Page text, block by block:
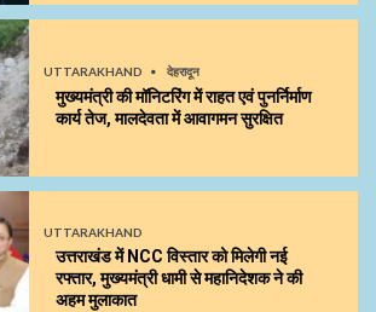
UTTARAKHAND देहरादून
मुख्यमंत्री की मॉनिटरिंग में राहत एवं पुनर्निर्माण
कार्य तेज, मालदेवता में आवागमन सुरक्षित
UTTARAKHAND
उत्तराखंड में NCC विस्तार को मिलेगी नई
रफ्तार, मुख्यमंत्री धामी से महानिदेशक ने की
अहम मुलाकात